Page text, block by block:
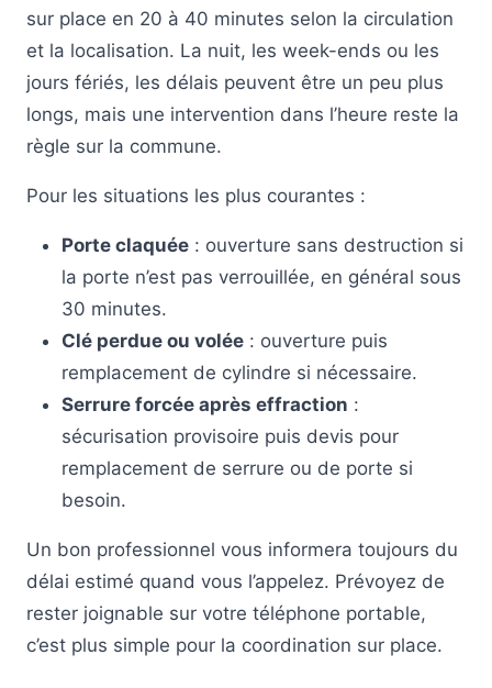
sur place en 20 à 40 minutes selon la circulation
et la localisation. La nuit, les week-ends ou les
jours fériés, les délais peuvent être un peu plus
longs, mais une intervention dans l’heure reste la
règle sur la commune.
Pour les situations les plus courantes :
Porte claquée : ouverture sans destruction si
la porte n’est pas verrouillée, en général sous
30 minutes.
Clé perdue ou volée : ouverture puis
remplacement de cylindre si nécessaire.
Serrure forcée après effraction :
sécurisation provisoire puis devis pour
remplacement de serrure ou de porte si
besoin.
Un bon professionnel vous informera toujours du
délai estimé quand vous l’appelez. Prévoyez de
rester joignable sur votre téléphone portable,
c’est plus simple pour la coordination sur place.